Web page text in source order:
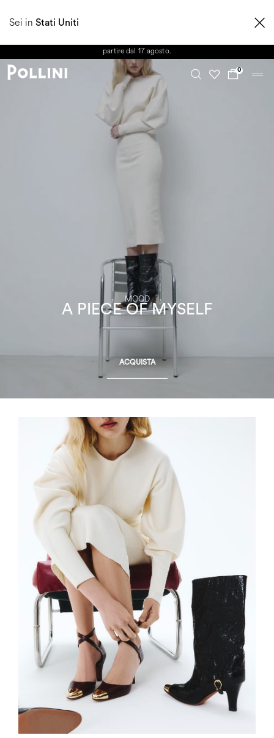
Sei in Stati Uniti
AUTUNNO/INVERNO 2026. Dall'8 al 16 agosto il Servizio Clienti non sarà
partire dal 17 agosto.
0
MOOD
A PIECE OF MYSELF
ACQUISTA